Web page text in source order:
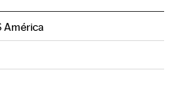
América
en Facebook